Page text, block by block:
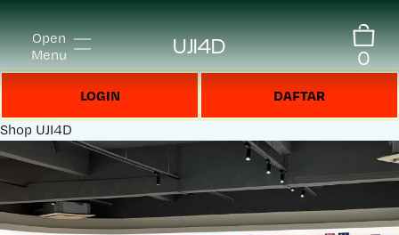
Open
Menu
UJI4D 0
LOGIN DAFTAR
Shop UJI4D